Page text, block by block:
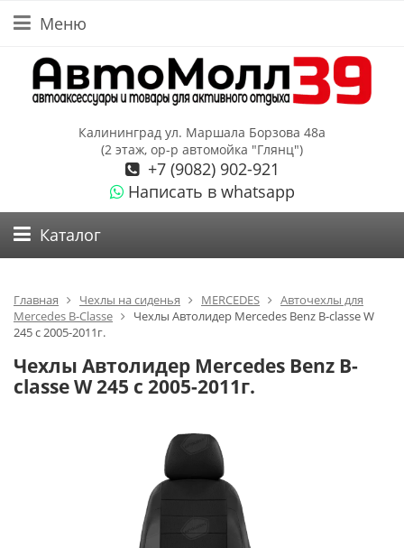
Меню
Калининград ул. Маршала Борзова 48а
(2 этаж, ор-р автомойка "Глянц")
+7 (9082) 902-921
Написать в whatsapp
Каталог
Главная Чехлы на сиденья MERCEDES
Авточехлы для
Mercedes B-Classe
Чехлы Автолидер Mercedes Benz B-classe W
245 с 2005-2011г.
Чехлы Автолидер Mercedes Benz B-
classe W 245 с 2005-2011г.